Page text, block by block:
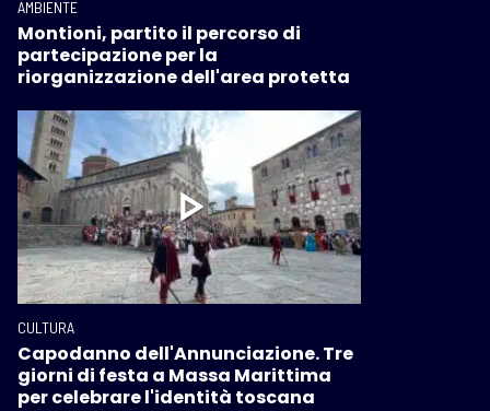
AMBIENTE
Montioni, partito il percorso di
partecipazione per la
riorganizzazione dell'area protetta
CULTURA
Capodanno dell'Annunciazione. Tre
giorni di festa a Massa Marittima
per celebrare l'identità toscana